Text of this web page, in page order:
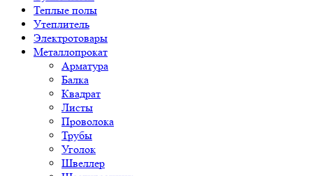
Теплые полы
Утеплитель
Электротовары
Металлопрокат
Арматура
Балка
Квадрат
Листы
Проволока
Трубы
Уголок
Швеллер